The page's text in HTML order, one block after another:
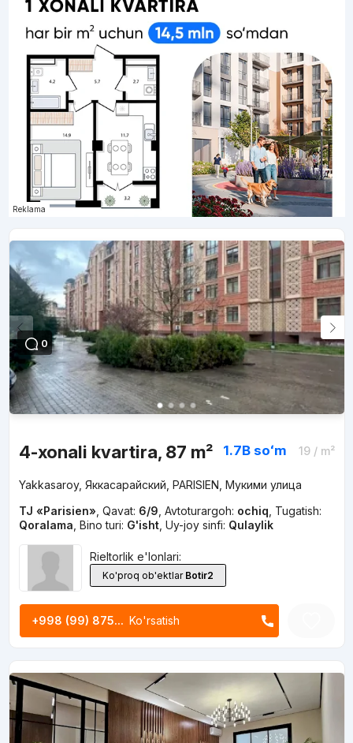
Reklama
0
4-xonali kvartira, 87 m² 1.7B soʻm 19/ m²
Yakkasaroy, Яккасарайский, PARISIEN, Мукими улица
TJ «Parisien» Qavat: 6/9 Avtoturargoh: ochiq Tugatish:
Qoralama Bino turi: G'isht, Uy-joy sinfi: Qulaylik
Rieltorlik e'lonlari:
Ko'proq ob'ektlar Botir2
+998 (99) 875... Ko'rsatish